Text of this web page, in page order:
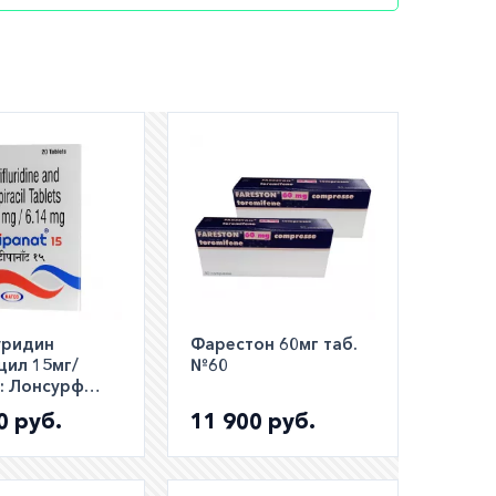
по РФ)
15мг/
Лонсурф
::
№20
руб.
Фарестон 60мг таб.
№60
11 900 руб.